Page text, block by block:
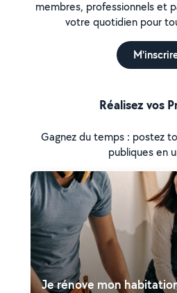
membres, professionnels et
votre quotidien pour
Réalisez vos
Gagnez du temps : postez
publiques en
Je rénove mon